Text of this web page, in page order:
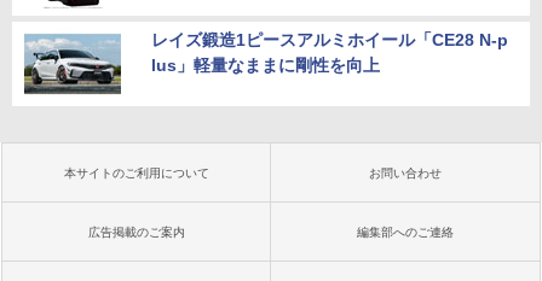
レイズ鍛造1ピースアルミホイール「CE28 N-p
lus」軽量なままに剛性を向上
本サイトのご利用について お問い合わせ
広告掲載のご案内 編集部へのご連絡